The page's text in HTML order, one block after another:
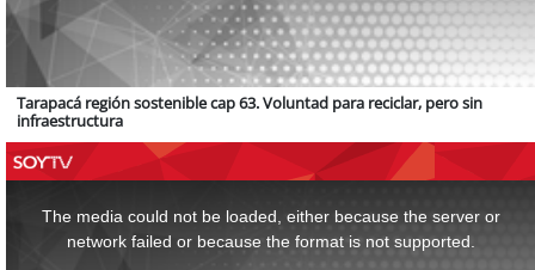
Tarapacá región sostenible cap 63. Voluntad para reciclar, pero sin
infraestructura
The media could not be loaded, either because the server or
network failed or because the format is not supported.